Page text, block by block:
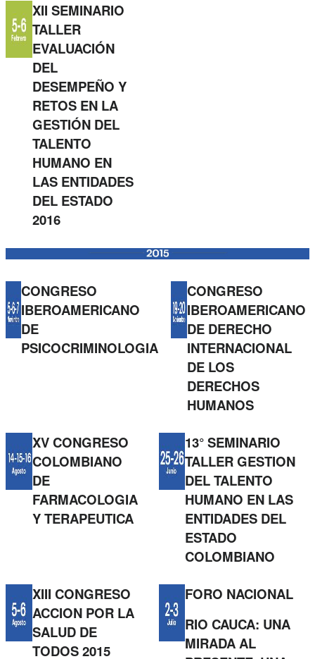
XII SEMINARIO
TALLER
EVALUACIÓN
DEL
DESEMPEÑO Y
RETOS EN LA
GESTIÓN DEL
TALENTO
HUMANO EN
LAS ENTIDADES
DEL ESTADO
2016
CONGRESO
IBEROAMERICANO
DE
PSICOCRIMINOLOGIA
CONGRESO
IBEROAMERICANO
DE DERECHO
INTERNACIONAL
DE LOS
DERECHOS
HUMANOS
XV CONGRESO
COLOMBIANO
DE
FARMACOLOGIA
Y TERAPEUTICA
13° SEMINARIO
TALLER GESTION
DEL TALENTO
HUMANO EN LAS
ENTIDADES DEL
ESTADO
COLOMBIANO
XIII CONGRESO
ACCION POR LA
SALUD DE
TODOS 2015
FORO NACIONAL
RIO CAUCA: UNA
MIRADA AL